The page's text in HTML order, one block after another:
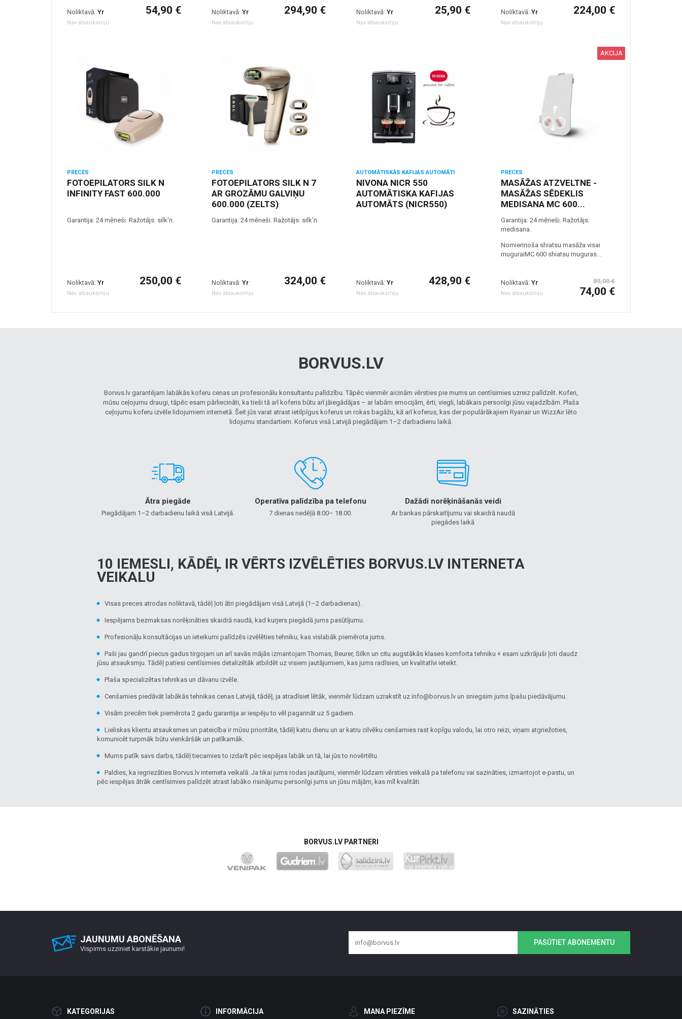
Noliktavā: Yr
Nav atsauksmju
54,90 € Noliktavā: Yr
Nav atsauksmju
294,90 € Noliktavā: Yr
Nav atsauksmju
25,90 € Noliktavā: Yr
Nav atsauksmju
224,00 €
PRECES
FOTOEPILATORS SILK N
INFINITY FAST 600.000
Garantija: 24 mēneši. Ražotājs: silk'n.
Noliktavā: Yr
Nav atsauksmju
250,00 €
PRECES
FOTOEPILATORS SILK N 7
AR GROZĀMU GALVIŅU
600.000 (ZELTS)
Garantija: 24 mēneši. Ražotājs: silk'n.
Noliktavā: Yr
Nav atsauksmju
324,00 €
AUTOMĀTISKĀS KAFIJAS AUTOMĀTI
NIVONA NICR 550
AUTOMĀTISKA KAFIJAS
AUTOMĀTS (NICR550)
Noliktavā: Yr
Nav atsauksmju
428,90 €
AKCIJA
PRECES
MASĀŽAS ATZVELTNE -
MASĀŽAS SĒDEKLIS
MEDISANA MC 600...
Garantija: 24 mēneši. Ražotājs:
medisana.
Nomierinoša shiatsu masāža visai
muguraiMC 600 shiatsu muguras...
Noliktavā: Yr
Nav atsauksmju
89,00 €
74,00 €
BORVUS.LV
Borvus.lv garantējam labākās koferu cenas un profesionālu konsultantu palīdzību. Tāpēc vienmēr aicinām vērsties pie mums un centīsimies uzreiz palīdzēt. Koferi,
mūsu ceļojumu draugi, tāpēc esam pārliecināti, ka tieši tā arī koferis būtu arī jāiegādājas – ar labām emocijām, ērti, viegli, labākais personīgi jūsu vajadzībām. Plaša
ceļojumu koferu izvēle lidojumiem internetā. Šeit jūs varat atrast ietilpīgus koferus un rokas bagāžu, kā arī koferus, kas der populārākajiem Ryanair un WizzAir lēto
lidojumu standartiem. Koferus visā Latvijā piegādājam 1–2 darbadienu laikā.
Ātra piegāde
Piegādājam 1–2 darbadienu laikā visā Latvijā.
Operatīva palīdzība pa telefonu
7 dienas nedēļā 8.00– 18.00.
Dažādi norēķināšanās veidi
Ar bankas pārskaitījumu vai skaidrā naudā
piegādes laikā
10 IEMESLI, KĀDĒĻ IR VĒRTS IZVĒLĒTIES BORVUS.LV INTERNETA
VEIKALU
Visas preces atrodas noliktavā, tādēļ ļoti ātri piegādājam visā Latvijā (1–2 darbadienas).
Iespējams bezmaksas norēķināties skaidrā naudā, kad kurjers piegādā jums pasūtījumu.
Profesionāļu konsultācijas un ieteikumi palīdzēs izvēlēties tehniku, kas vislabāk piemērota jums.
Paši jau gandrī piecus gadus tirgojam un arī savās mājās izmantojam Thomas, Beurer, Silkn un citu augstākās klases komforta tehniku + esam uzkrājuši ļoti daudz
jūsu atsauksmju. Tādēļ patiesi centīsimies detalizētāk atbildēt uz visiem jautājumiem, kas jums radīsies, un kvalitatīvi ieteikt.
Plaša specializētas tehnikas un dāvanu izvēle.
Cenšamies piedāvāt labākās tehnikas cenas Latvijā, tādēļ, ja atradīsiet lētāk, vienmēr lūdzam uzrakstīt uz info@borvus.lv un sniegsim jums īpašu piedāvājumu.
Visām precēm tiek piemērota 2 gadu garantija ar iespēju to vēl pagarināt uz 5 gadiem.
Lieliskas klientu atsauksmes un pateicība ir mūsu prioritāte, tādēļ katru dienu un ar katru cilvēku cenšamies rast kopīgu valodu, lai otro reizi, viņam atgriežoties,
komunicēt turpmāk būtu vienkāršāk un patīkamāk.
Mums patīk savs darbs, tādēļ tiecamies to izdarīt pēc iespējas labāk un tā, lai jūs to novērtētu.
Paldies, ka iegriezāties Borvus.lv interneta veikalā. Ja tikai jums rodas jautājumi, vienmēr lūdzam vērsties veikalā pa telefonu vai sazināties, izmantojot e-pastu, un
pēc iespējas ātrāk centīsimies palīdzēt atrast labāko risinājumu personīgi jums un jūsu mājām, kas mīl kvalitāti.
BORVUS.LV PARTNERI
JAUNUMU ABONĒŠANA
Vispirms uzziniet karstākie jaunumi!
PASŪTIET ABONEMENTU
KATEGORIJAS INFORMĀCIJA MANA PIEZĪME SAZINĀTIES